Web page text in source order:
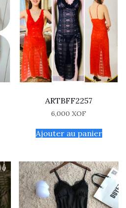
ARTBFF2257
6,000XOF
Ajouter au panier